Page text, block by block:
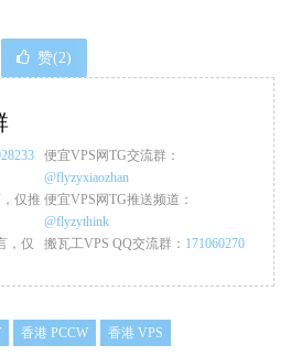
赞(2)
便宜VPS网TG交流群：
@flyzyxiaozhan
仅推 便宜VPS网TG推送频道：
@flyzythink
，仅
搬瓦工VPS QQ交流群： 171060270
香港 PCCW 香港 VPS